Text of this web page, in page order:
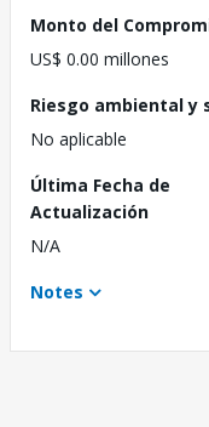
Monto del
US$ 0.00 millones
Riesgo ambiental y
No aplicable
Última Fecha de
Actualización
N/A
Notes